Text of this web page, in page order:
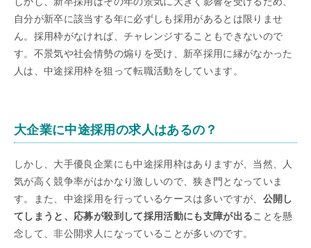
自分が新卒に該当する年に必ずしも採用があるとは限りませ
ん。採用枠がなければ、チャレンジすることもできないので
す。不景気や社会情勢の煽りを受け、新卒採用に縁がなかった
人は、中途採用枠を狙って転職活動をしています。
大企業に中途採用の求人はあるの？
しかし、大手優良企業にも中途採用枠はありますが、当然、人
気が高く競争率がはかなり激しいので、狭き門となっていま
す。また、中途採用を行っているケースは多いですが、 公開し
てしまうと、応募が殺到して採用活動にも支障が出ることを懸
念して、非公開求人になっていることが多いのです。